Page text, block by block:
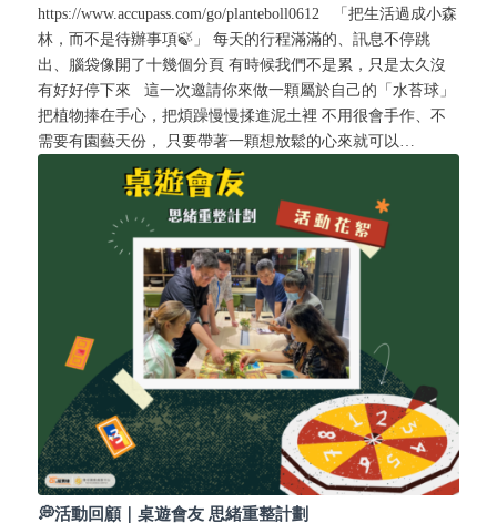
https://www.accupass.com/go/planteboll0612 「把生活過成小森
林，而不是待辦事項🍃」 每天的行程滿滿的、訊息不停跳
出、腦袋像開了十幾個分頁 有時候我們不是累，只是太久沒
有好好停下來 這一次邀請你來做一顆屬於自己的「水苔球」
把植物捧在手心，把煩躁慢慢揉進泥土裡 不用很會手作、不
需要有園藝天份， 只要帶著一顆想放鬆的心來就可以…
💭活動回顧｜桌遊會友 思緒重整計劃